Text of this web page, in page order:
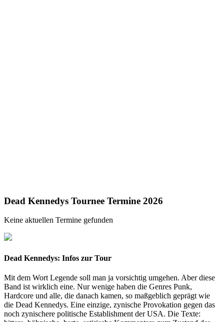
Dead Kennedys Tournee Termine 2026
Keine aktuellen Termine gefunden
Dead Kennedys: Infos zur Tour
Mit dem Wort Legende soll man ja vorsichtig umgehen. Aber diese
Band ist wirklich eine. Nur wenige haben die Genres Punk,
Hardcore und alle, die danach kamen, so maßgeblich geprägt wie
die Dead Kennedys. Eine einzige, zynische Provokation gegen das
noch zynischere politische Establishment der USA. Die Texte: